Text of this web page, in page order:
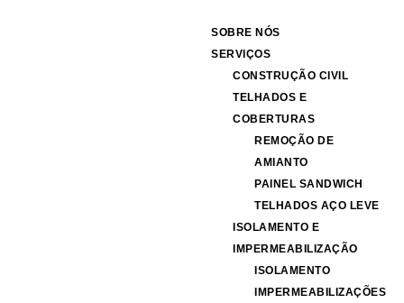
SOBRE NÓS
SERVIÇOS
CONSTRUÇÃO CIVIL
TELHADOS E
COBERTURAS
REMOÇÃO DE
AMIANTO
PAINEL SANDWICH
TELHADOS AÇO LEVE
ISOLAMENTO E
IMPERMEABILIZAÇÃO
ISOLAMENTO
IMPERMEABILIZAÇÕES